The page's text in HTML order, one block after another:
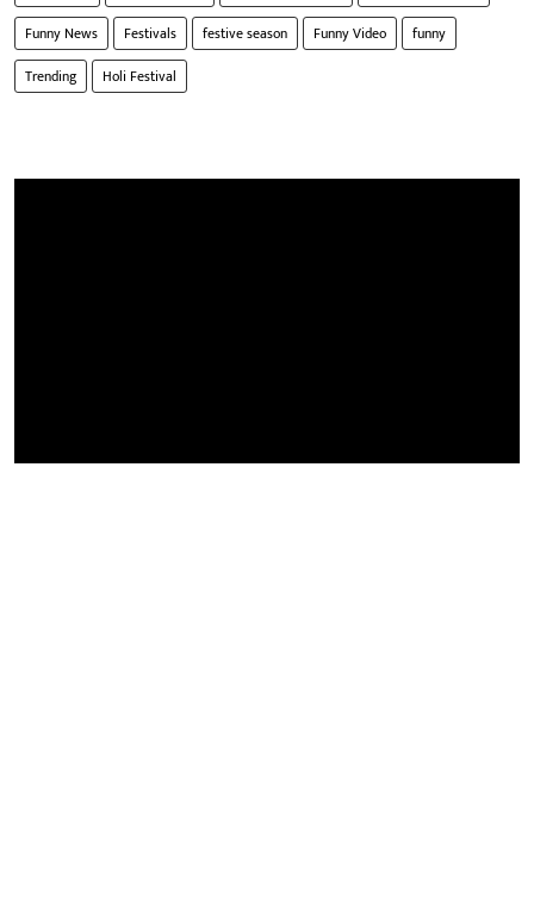
Funny News
Festivals festive season Funny Video
funny
Trending
Holi Festival